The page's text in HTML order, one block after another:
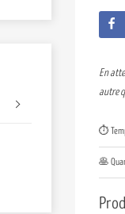
En
autre
⏱️
🥞